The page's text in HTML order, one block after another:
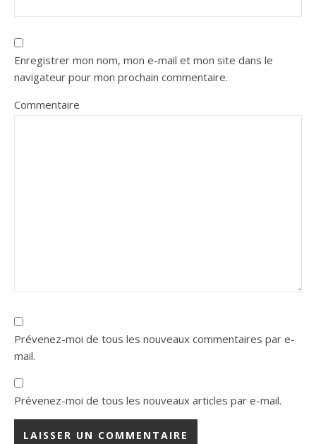
Enregistrer mon nom, mon e-mail et mon site dans le
navigateur pour mon prochain commentaire.
Commentaire
Prévenez-moi de tous les nouveaux commentaires par e-
mail.
Prévenez-moi de tous les nouveaux articles par e-mail.